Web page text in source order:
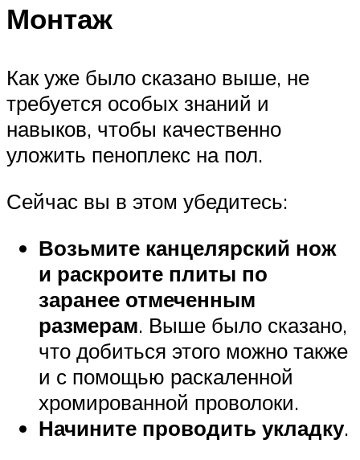
Монтаж
Как уже было сказано выше, не
требуется особых знаний и
навыков, чтобы качественно
уложить пеноплекс на пол.
Сейчас вы в этом убедитесь:
Возьмите канцелярский нож
и раскроите плиты по
заранее отмеченным
размерам. Выше было сказано,
что добиться этого можно также
и с помощью раскаленной
хромированной проволоки.
Начините проводить укладку.